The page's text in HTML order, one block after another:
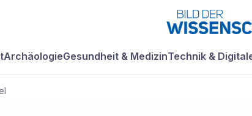
ArchäologieGesundheit & MedizinTechnik &